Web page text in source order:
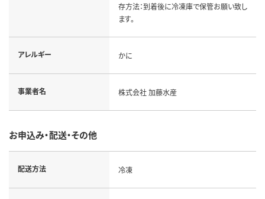
存方法：到着後に冷凍庫で保管お願い致し
ます。
アレルギー かに
事業者名 株式会社 加藤水産
お申込み・配送・その他
配送方法 冷凍